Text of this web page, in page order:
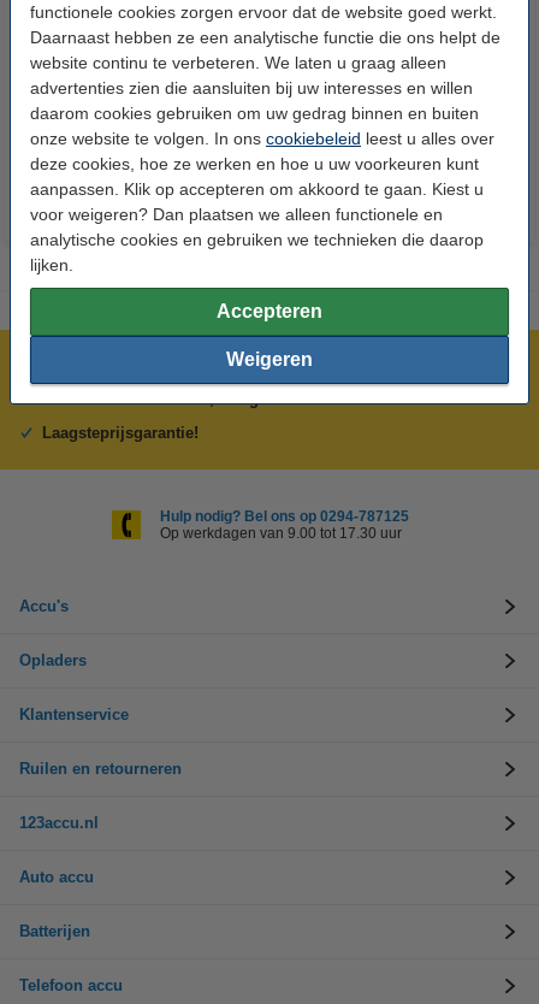
functionele cookies zorgen ervoor dat de website goed werkt.
Daarnaast hebben ze een analytische functie die ons helpt de
website continu te verbeteren. We laten u graag alleen
advertenties zien die aansluiten bij uw interesses en willen
daarom cookies gebruiken om uw gedrag binnen en buiten
onze website te volgen. In ons cookiebeleid leest u alles over
deze cookies, hoe ze werken en hoe u uw voorkeuren kunt
aanpassen. Klik op accepteren om akkoord te gaan. Kiest u
voor weigeren? Dan plaatsen we alleen functionele en
analytische cookies en gebruiken we technieken die daarop
lijken.
Accepteren
Weigeren
123accu Xtreme Power AAA /
MN2400 / LR03 alkaline batterij
24 stuks
123accu Xtreme Power
knoopcellen multipack
€ 5,95
Meer dan 5 miljoen klanten!
Voor 23.59 uur besteld, morgen in huis!
Laagsteprijsgarantie!
Hulp nodig? Bel ons op 0294-787125
Op werkdagen van 9.00 tot 17.30 uur
Accu's
Opladers
Klantenservice
Ruilen en retourneren
123accu.nl
Auto accu
Batterijen
Telefoon accu